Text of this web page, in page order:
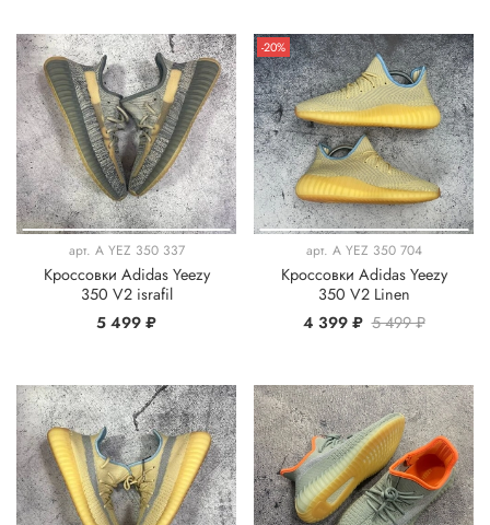
арт. A YEZ 350 337
Кроссовки Adidas Yeezy
350 V2 israfil
5 499 ₽
-20%
арт. A YEZ 350 704
Кроссовки Adidas Yeezy
350 V2 Linen
4 399 ₽ 5 499 ₽